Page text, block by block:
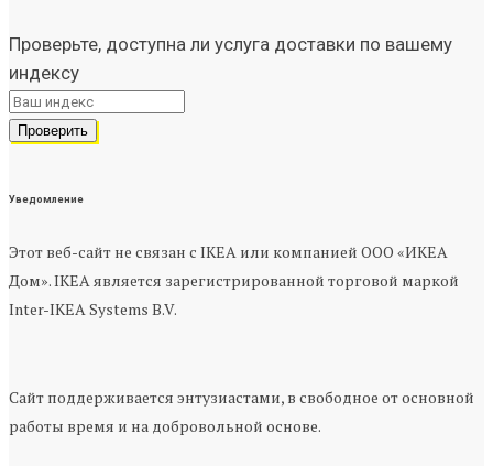
Проверьте, доступна ли услуга доставки по вашему
индексу
Уведомление
Этот веб-сайт не связан с IKEA или компанией ООО «ИКЕА
Дом». IKEA является зарегистрированной торговой маркой
Inter-IKEA Systems B.V.
Сайт поддерживается энтузиастами, в свободное от основной
работы время и на добровольной основе.